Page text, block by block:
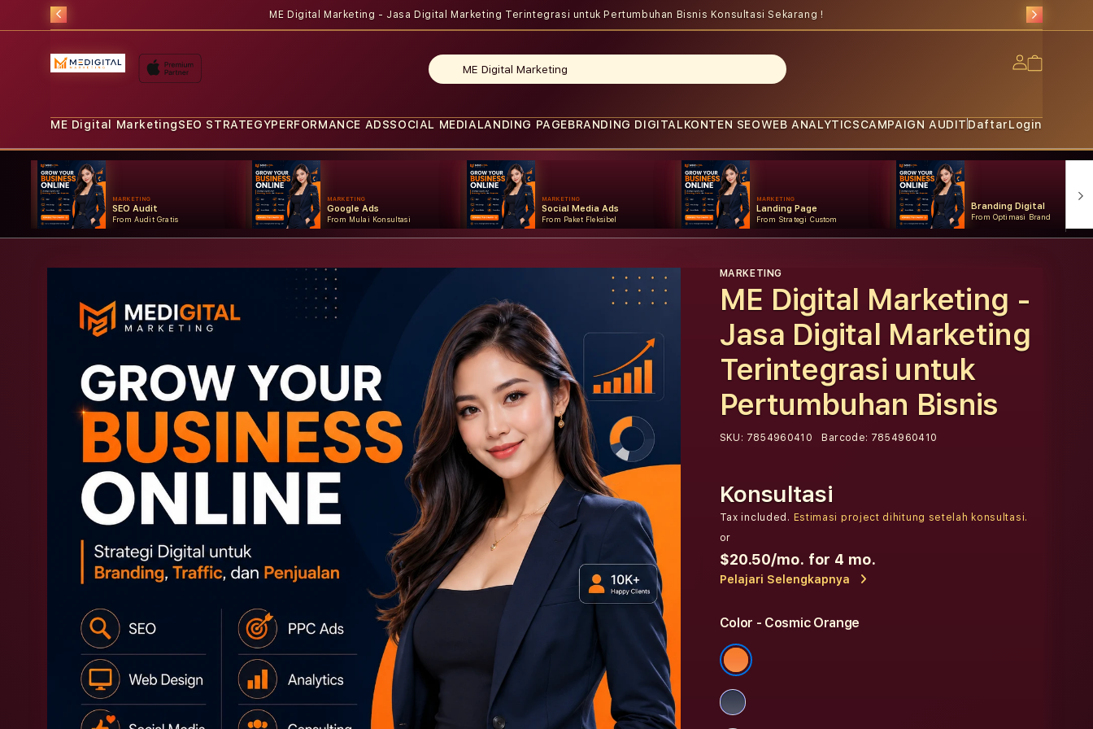
ME Digital Marketing - Jasa Digital Marketing Terintegrasi untuk Pertumbuhan Bisnis Konsultasi Sekarang !
Log
ME Digital MarketingSEO STRATEGYPERFORMANCE ADSSOCIAL MEDIALANDING PAGEBRANDING DIGITALKONTEN SEOWEB ANALYTICSCAMPAIGN AUDIT DaftarLogin
MARKETING
SEO Audit
From Audit Gratis
MARKETING
Google Ads
From Mulai Konsultasi
MARKETING
Social Media Ads
From Paket Fleksibel
MARKETING
Landing Page
From Strategi Custom
Branding Digital
From Optimasi Brand
Skip to
information
MARKETING
ME Digital Marketing -
Jasa Digital Marketing
Terintegrasi untuk
Pertumbuhan Bisnis
SKU: 7854960410 Barcode: 7854960410
Konsultasi
Tax included. Estimasi project dihitung setelah konsultasi.
or
$20.50/mo. for 4 mo.
Pelajari Selengkapnya
Color - Cosmic Orange